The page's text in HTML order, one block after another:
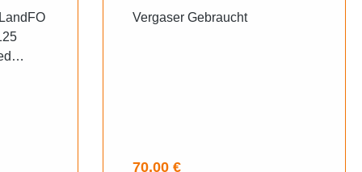
Vergaser Gebraucht
Regulärer Preis:
70,00 €